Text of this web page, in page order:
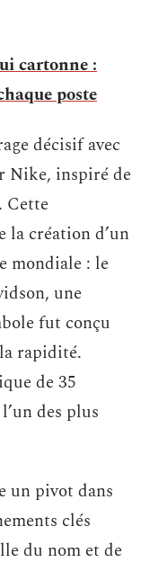
cartonne :
poste
décisif avec
Nike, inspiré de
Cette
la création d’un
mondiale : le
une
fut conçu
rapidité.
de 35
des plus
un pivot dans
clés
du nom et de